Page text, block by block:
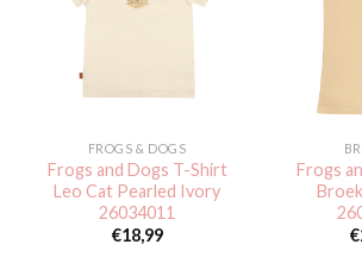
FROGS & DOGS
Frogs and Dogs T-Shirt
Leo Cat Pearled Ivory
26034011
€18,99
Frogs
€